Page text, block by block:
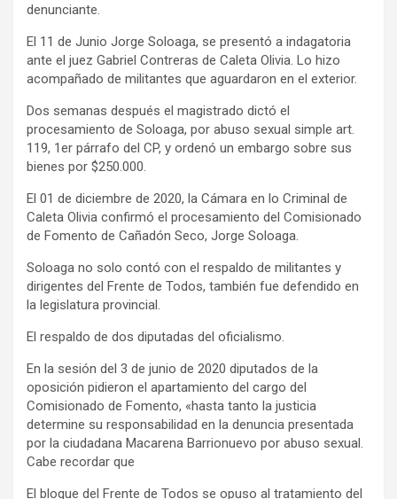
denunciante.
El 11 de Junio Jorge Soloaga, se presentó a indagatoria
ante el juez Gabriel Contreras de Caleta Olivia. Lo hizo
acompañado de militantes que aguardaron en el exterior.
Dos semanas después el magistrado dictó el
procesamiento de Soloaga, por abuso sexual simple art.
119, 1er párrafo del CP, y ordenó un embargo sobre sus
bienes por $250.000.
El 01 de diciembre de 2020, la Cámara en lo Criminal de
Caleta Olivia confirmó el procesamiento del Comisionado
de Fomento de Cañadón Seco, Jorge Soloaga.
Soloaga no solo contó con el respaldo de militantes y
dirigentes del Frente de Todos, también fue defendido en
la legislatura provincial.
El respaldo de dos diputadas del oficialismo.
En la sesión del 3 de junio de 2020 diputados de la
oposición pidieron el apartamiento del cargo del
Comisionado de Fomento, «hasta tanto la justicia
determine su responsabilidad en la denuncia presentada
por la ciudadana Macarena Barrionuevo por abuso sexual.
Cabe recordar que
El bloque del Frente de Todos se opuso al tratamiento del